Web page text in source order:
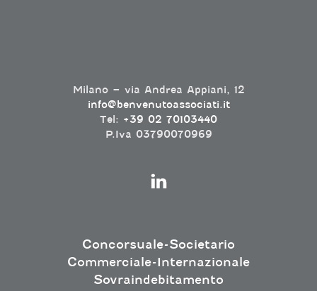
Milano – via Andrea Appiani, 12
info@benvenutoassociati.it
Tel: +39 02 70103440
P.Iva 03790070969
Concorsuale-Societario
Commerciale-Internazionale
Sovraindebitamento